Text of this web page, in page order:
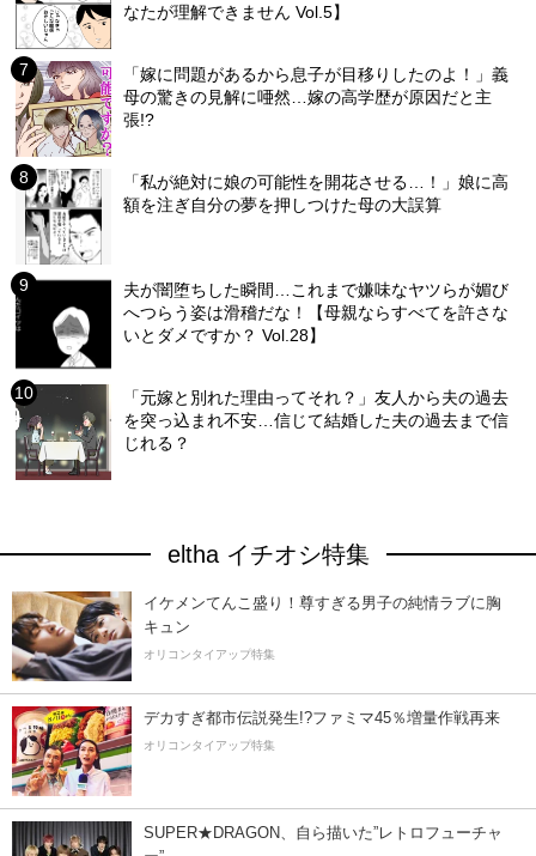
なたが理解できません Vol.5】
「嫁に問題があるから息子が目移りしたのよ！」義
母の驚きの見解に唖然…嫁の高学歴が原因だと主
張!?
「私が絶対に娘の可能性を開花させる…！」娘に高
額を注ぎ自分の夢を押しつけた母の大誤算
夫が闇堕ちした瞬間…これまで嫌味なヤツらが媚び
へつらう姿は滑稽だな！【母親ならすべてを許さな
いとダメですか？ Vol.28】
「元嫁と別れた理由ってそれ？」友人から夫の過去
を突っ込まれ不安…信じて結婚した夫の過去まで信
じれる？
eltha イチオシ特集
イケメンてんこ盛り！尊すぎる男子の純情ラブに胸
キュン
オリコンタイアップ特集
デカすぎ都市伝説発生!?ファミマ45％増量作戦再来
オリコンタイアップ特集
SUPER★DRAGON、自ら描いた”レトロフューチャ